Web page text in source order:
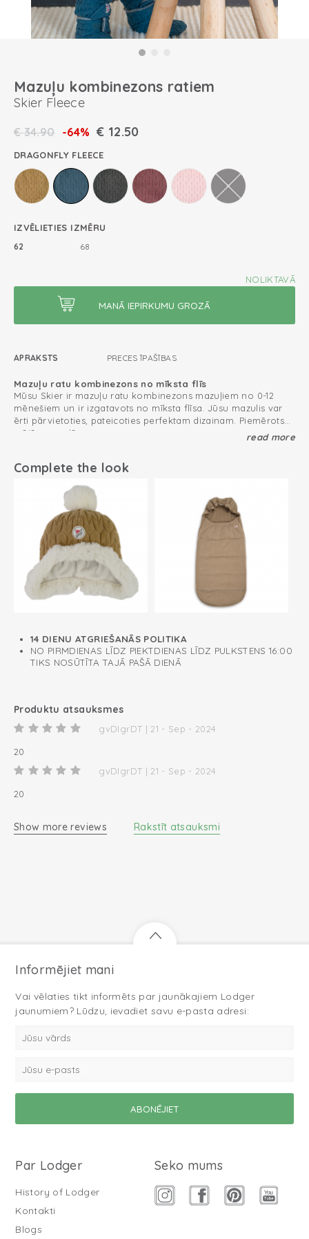
Mazuļu kombinezons ratiem
Skier Fleece
€34.90 -64% € 12.50
DRAGONFLY FLEECE
IZVĒLIETIES IZMĒRU
62 68
NOLIKTAVĀ
APRAKSTS PRECES ĪPAŠĪBAS
Mazuļu ratu kombinezons no mīksta flīs
Mūsu Skier ir mazuļu ratu kombinezons mazuļiem no 0-12
mēnešiem un ir izgatavots no mīksta flīsa. Jūsu mazulis var
ērti pārvietoties, pateicoties perfektam dizainam. Piemērots
mājās un ceļā
Mazuļu ziemas kombinezons ir izmantojams mājās vai
Nēsājiet ratu kombinezonu arī iekštelpās vai dodieties ārpus
tām. Tādējadi jūsu mazulim būs silti ratos vai sporta ratiņos.
Lai iegūtu papildu siltumu, kombinējiet mazuļa ziemas
kombinezonu ar mūsu Wrapper ietinamo segu, lai jūsu
mazulis būtu gatavs doties ārpus mājas.
Ērta un termoregulējoša kapuce
read more
Complete the look
14 DIENU ATGRIEŠANĀS POLITIKA
NO PIRMDIENAS LĪDZ PIEKTDIENAS LĪDZ PULKSTENS 16:00
TIKS NOSŪTĪTA TAJĀ PAŠĀ DIENĀ
Produktu atsauksmes
gvDIgrDT | 21 - Sep - 2024
20
gvDIgrDT | 21 - Sep - 2024
20
Show more reviews Rakstīt atsauksmi
Informējiet mani
Vai vēlaties tikt informēts par jaunākajiem Lodger
jaunumiem? Lūdzu, ievadiet savu e-pasta adresi:
Par Lodger
History of Lodger
Kontakti
Blogs
Seko mums